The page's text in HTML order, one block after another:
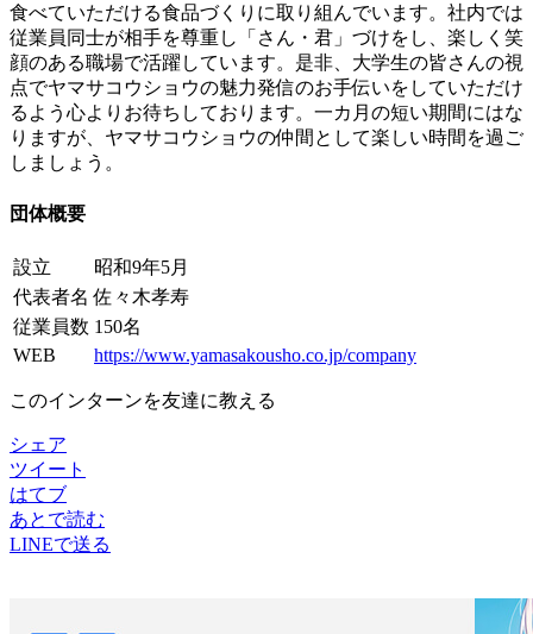
食べていただける食品づくりに取り組んでいます。社内では
従業員同士が相手を尊重し「さん・君」づけをし、楽しく笑
顔のある職場で活躍しています。是非、大学生の皆さんの視
点でヤマサコウショウの魅力発信のお手伝いをしていただけ
るよう心よりお待ちしております。一カ月の短い期間にはな
りますが、ヤマサコウショウの仲間として楽しい時間を過ご
しましょう。
団体概要
設立
昭和9年5月
代表者名 佐々木孝寿
従業員数 150名
WEB
https://www.yamasakousho.co.jp/company
このインターンを友達に教える
シェア
ツイート
はてブ
あとで読む
LINEで送る